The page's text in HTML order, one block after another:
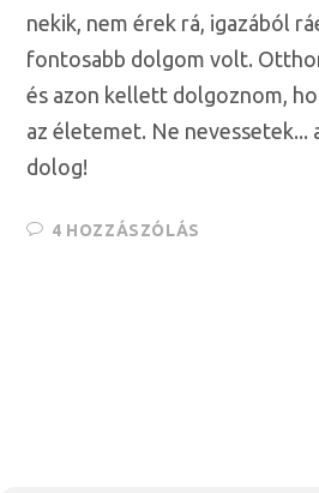
nekik, nem érek rá, igazából
fontosabb dolgom volt.
és azon kellett dolgoznom,
az életemet. Ne nevessetek...
dolog!
4 HOZZÁSZÓLÁS